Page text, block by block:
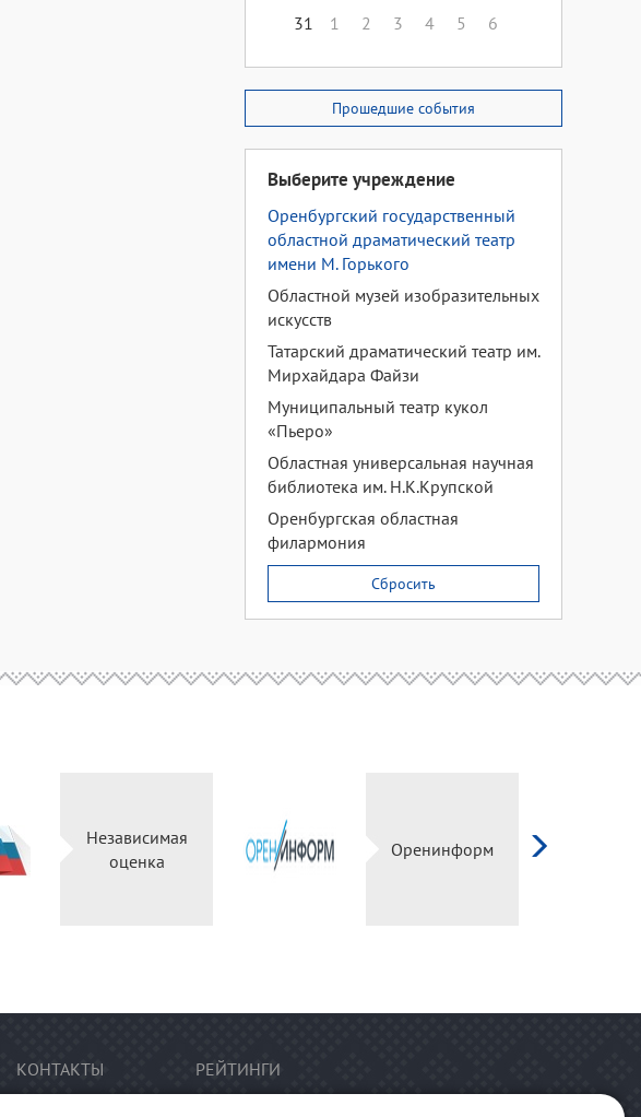
31
1 2 3 4 5 6
Прошедшие события
Выберите учреждение
Оренбургский государственный
областной драматический театр
имени М. Горького
Областной музей изобразительных
искусств
Татарский драматический театр им.
Мирхайдара Файзи
Муниципальный театр кукол
«Пьеро»
Областная универсальная научная
библиотека им. Н.К.Крупской
Оренбургская областная
филармония
Сбросить
Независимая
оценка
Оренинформ
КОНТАКТЫ РЕЙТИНГИ